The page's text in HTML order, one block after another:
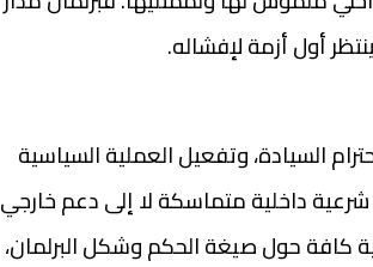
أول أزمة لإفشاله.
السيادة، وتفعيل العملية السياسية
داخلية متماسكة لا إلى دعم خارجي
كافة حول صيغة الحكم وشكل البرلمان،